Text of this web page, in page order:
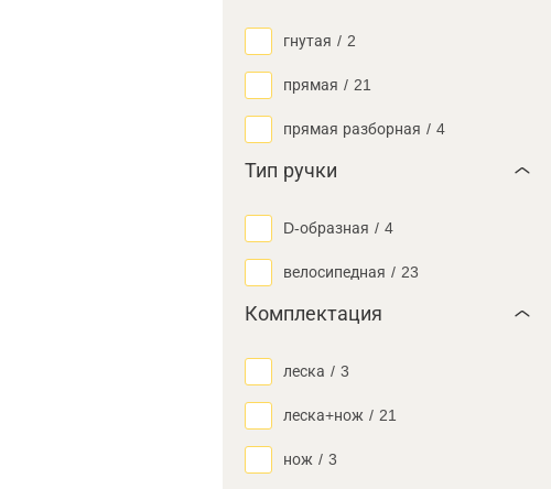
гнутая / 2
прямая / 21
прямая разборная / 4
Тип ручки
D-образная / 4
велосипедная / 23
Комплектация
леска / 3
леска+нож / 21
нож / 3